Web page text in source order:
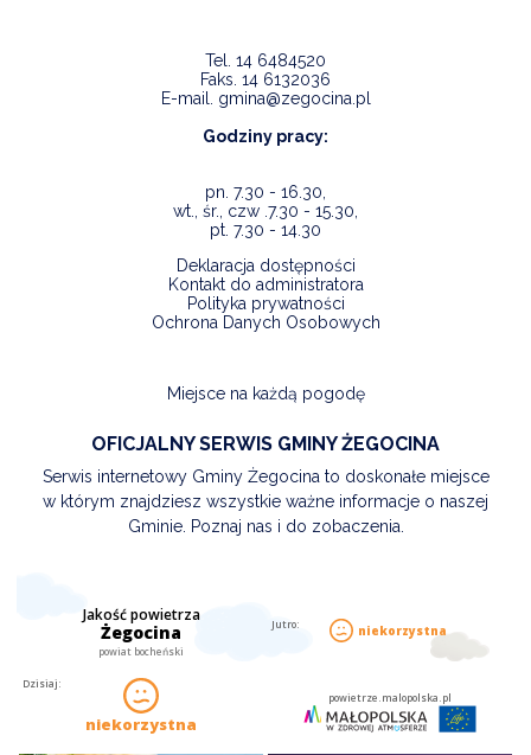
Tel. 14 6484520
Faks. 14 6132036
E-mail. gmina@zegocina.pl
Godziny pracy:
pn. 7.30 - 16.30,
wt., śr., czw .7.30 - 15.30,
pt. 7.30 - 14.30
Deklaracja dostępności
Kontakt do administratora
Polityka prywatności
Ochrona Danych Osobowych
Miejsce na każdą pogodę
OFICJALNY SERWIS GMINY ŻEGOCINA
Serwis internetowy Gminy Żegocina to doskonałe miejsce
w którym znajdziesz wszystkie ważne informacje o naszej
Gminie. Poznaj nas i do zobaczenia.